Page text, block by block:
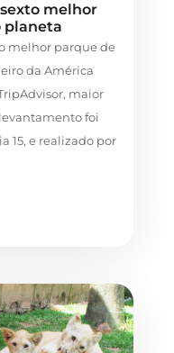
melhor
planeta
melhor parque de
da América
maior
foi
15, e realizado por